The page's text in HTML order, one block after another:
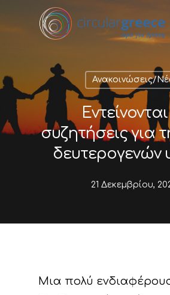
Hit enter to search or
Ανακοινώσεις/
συζητήσεις για
δευτερογενών
21 Δεκεμβρίου,
Μια πολύ